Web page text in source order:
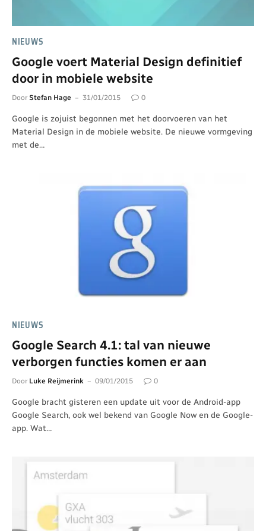
NIEUWS
Google voert Material Design definitief
door in mobiele website
Door Stefan Hage 31/01/2015 0
Google is zojuist begonnen met het doorvoeren van het
Material Design in de mobiele website. De nieuwe vormgeving
met de…
NIEUWS
Google Search 4.1: tal van nieuwe
verborgen functies komen er aan
Door Luke Reijmerink 09/01/2015 0
Google bracht gisteren een update uit voor de Android-app
Google Search, ook wel bekend van Google Now en de Google-
app. Wat…